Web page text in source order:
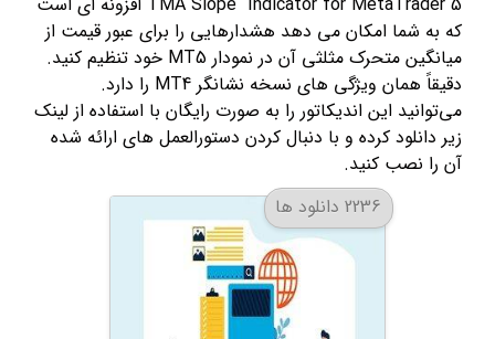
که به شما امکان می دهد هشدارهایی را برای عبور قیمت از
میانگین متحرک مثلثی آن در نمودار MT5 خود تنظیم کنید.
دقیقاً همان ویژگی های نسخه نشانگر MT4 را دارد.
می‌توانید این اندیکاتور را به صورت رایگان با استفاده از لینک
زیر دانلود کرده و با دنبال کردن دستورالعمل های ارائه شده
آن را نصب کنید.
2236 دانلود ها